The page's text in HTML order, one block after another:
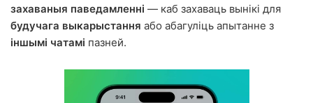
захаваныя паведамленні — каб захаваць вынікі для
будучага выкарыстання або абагуліць апытанне з
іншымі чатамі пазней.